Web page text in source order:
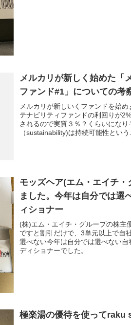
メルカリが新しく始めた「
ファンド#1」についての考
メルカリが新しいくファンドを始
テナビリティファンドの利回りが
されるので実質３％？くらいになり
（sustainability)は持続可能性という
モッズヘア(エム・エイチ
ました。今年は自分では選
ィショナー
(株)エム・エイチ・グループの株主
ですと割引だけで、3単元以上で自
選べない今年は自分では選べない
ディショナーでした。
極楽湯の優待を使ってraku